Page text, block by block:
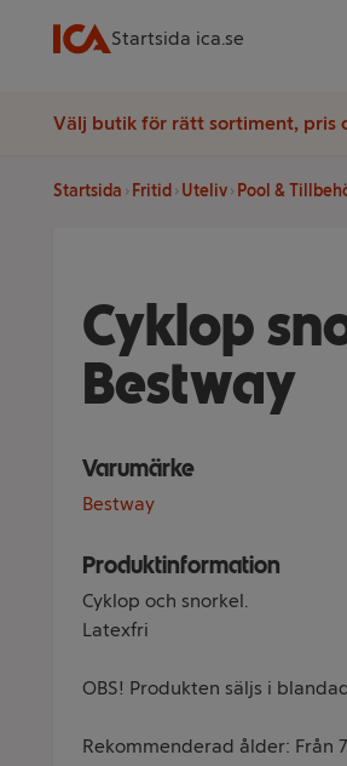
Startsida ica.se
Välj butik för rätt sortiment, pris
Startsida Fritid Uteliv Pool &
Cyklop
Bestway
Varumärke
Bestway
Produktinformation
Cyklop och snorkel.
Latexfri
OBS! Produkten säljs i
Rekommenderad ålder: Från